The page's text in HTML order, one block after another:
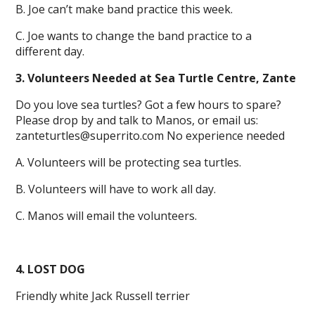
B. Joe can’t make band practice this week.
C. Joe wants to change the band practice to a
different day.
3. Volunteers Needed at Sea Turtle Centre, Zante
Do you love sea turtles? Got a few hours to spare?
Please drop by and talk to Manos, or email us:
zanteturtles@superrito.com No experience needed
A. Volunteers will be protecting sea turtles.
B. Volunteers will have to work all day.
C. Manos will email the volunteers.
4. LOST DOG
Friendly white Jack Russell terrier